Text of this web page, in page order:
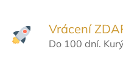
Vrácení
Do 100 dní.